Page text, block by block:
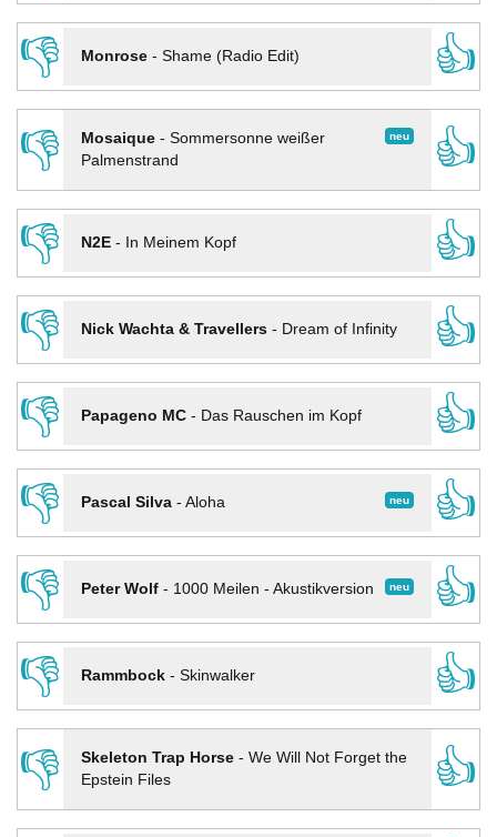
👎
Monrose- Shame (Radio Edit)
👍
👎
neu
Mosaique- Sommersonne weißer
Palmenstrand
👍
👎
N2E- In Meinem Kopf
👍
👎
Nick Wachta & Travellers- Dream of Infinity
👍
👎
Papageno MC- Das Rauschen im Kopf
👍
👎
neu
Pascal Silva- Aloha
👍
👎
neu
Peter Wolf- 1000 Meilen - Akustikversion
👍
👎
Rammbock- Skinwalker
👍
👎
Skeleton Trap Horse- We Will Not Forget the
Epstein Files
👍